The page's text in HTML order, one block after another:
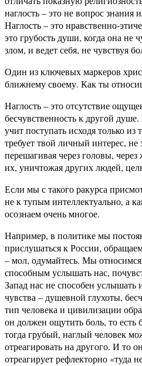
наглость – это не вопрос знания
Наглость – это нравственно-
это грубость души, когда она не
злом, и ведет себя, не чувствуя
Один из ключевых маркеров
ближнему своему. Как ты
Наглость – это отсутствие
бесчувственность к другой
учит поступать исходя только из
требует твой личный интерес, не
перешагивая через головы,
их, уничтожая других людей,
Если мы с такого ракурса
не к тупым интеллектуально, а
осознаем очень многое.
Например, в политике мы
прислушаться к России,
– мол, одумайтесь. Мы
способным услышать нас,
Запад нас не способен услышать
чувства – душевной глухоты,
тип человека и цивилизации
он должен ощутить боль, то есть
тогда грубый, наглый человек
отреагировать на другого. И то
отреагирует рефлекторно «туда